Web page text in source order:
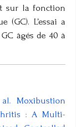
sur la fonction
(GC). L’essai a
âgés de 40 à
Moxibustion
: A Multi-